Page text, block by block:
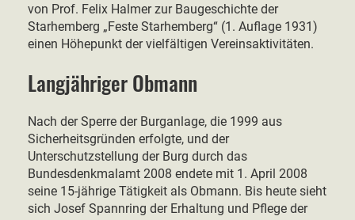
von Prof. Felix Halmer zur Baugeschichte der
Starhemberg „Feste Starhemberg“ (1. Auflage 1931)
einen Höhepunkt der vielfältigen Vereinsaktivitäten.
Langjähriger Obmann
Nach der Sperre der Burganlage, die 1999 aus
Sicherheitsgründen erfolgte, und der
Unterschutzstellung der Burg durch das
Bundesdenkmalamt 2008 endete mit 1. April 2008
seine 15-jährige Tätigkeit als Obmann. Bis heute sieht
sich Josef Spannring der Erhaltung und Pflege der